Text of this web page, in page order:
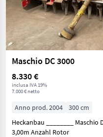
Maschio DC 3000
8.330 €
inclusa IVA 19%
7.000 € netto
Anno prod. 2004
300 cm
Heckanbau ________ Maschio
3,00m Anzahl Rotor